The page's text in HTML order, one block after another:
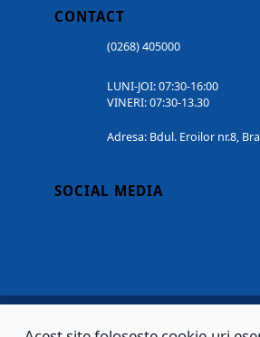
CONTACT
(0268) 405000
LUNI-JOI: 07:30-16:00
VINERI: 07:30-13.30
Adresa: Bdul. Eroilor nr.8,
SOCIAL MEDIA